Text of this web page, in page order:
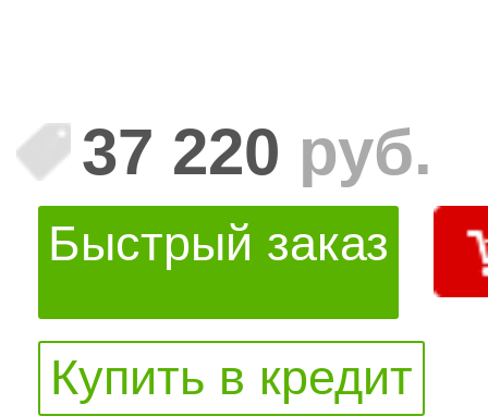
37 220 руб.
Быстрый заказ
Купить в кредит